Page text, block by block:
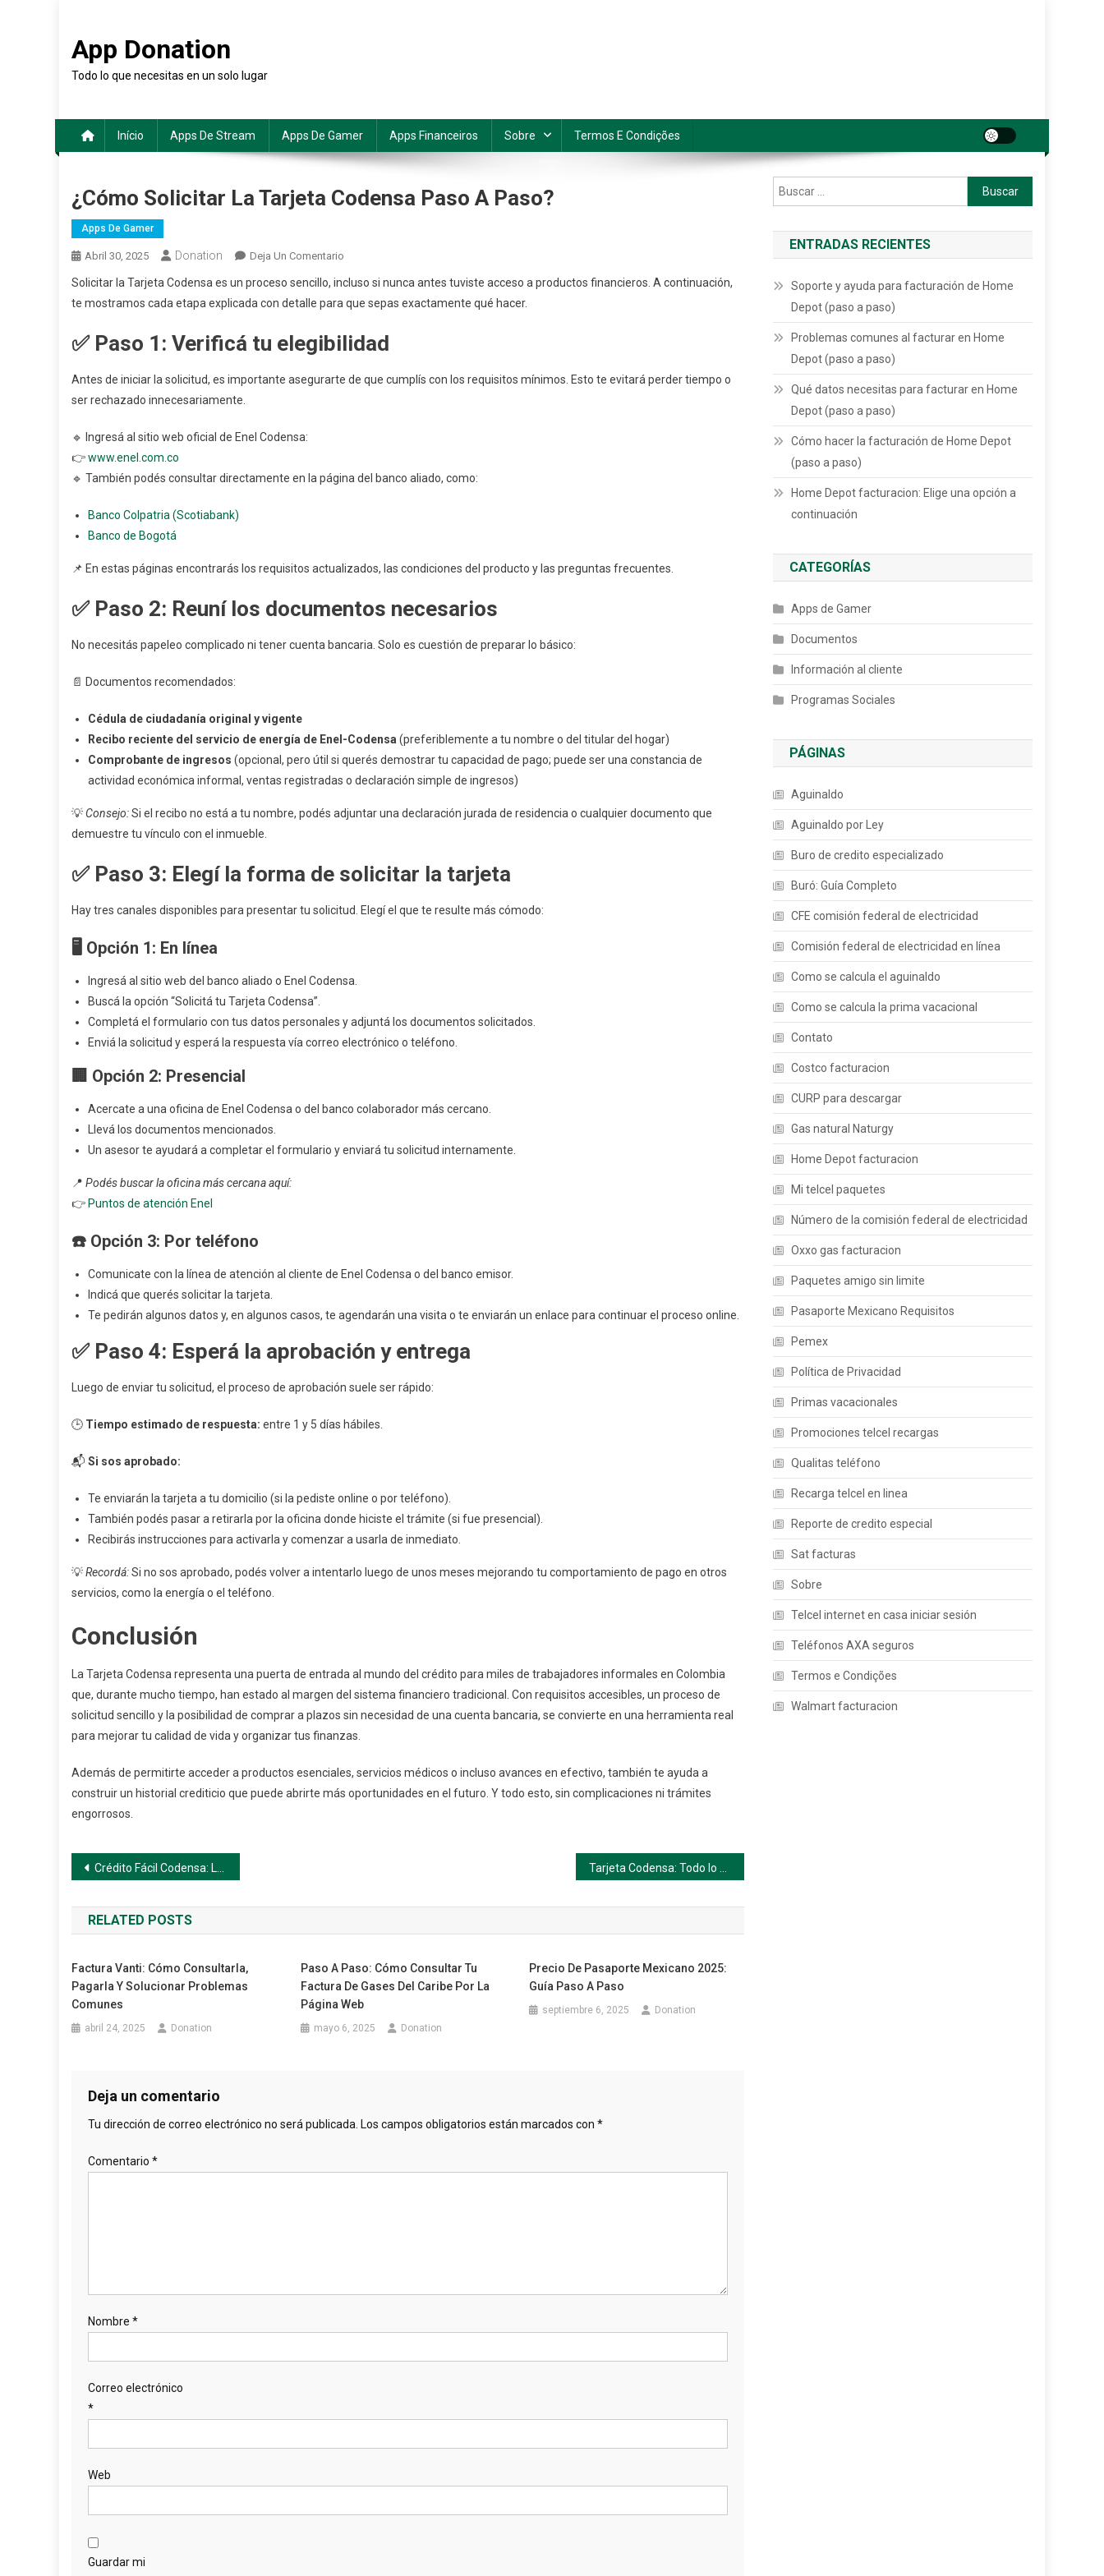
contenido
App Donation
Todo lo que necesitas en un solo lugar
Início Apps De Stream Apps De Gamer Apps Financeiros Sobre Termos E Condições
¿Cómo Solicitar La Tarjeta Codensa Paso A Paso?
Apps De Gamer
Abril 30, 2025 Donation Deja Un Comentario
La
Codensa
A
Solicitar la Tarjeta Codensa es un proceso sencillo, incluso si nunca antes tuviste acceso a productos financieros. A continuación,
te mostramos cada etapa explicada con detalle para que sepas exactamente qué hacer.
✅ Paso 1: Verificá tu elegibilidad
Antes de iniciar la solicitud, es importante asegurarte de que cumplís con los requisitos mínimos. Esto te evitará perder tiempo o
ser rechazado innecesariamente.
🔹 Ingresá al sitio web oficial de Enel Codensa:
👉www.enel.com.co
🔹 También podés consultar directamente en la página del banco aliado, como:
Banco Colpatria (Scotiabank)
Banco de Bogotá
📌 En estas páginas encontrarás los requisitos actualizados, las condiciones del producto y las preguntas frecuentes.
✅ Paso 2: Reuní los documentos necesarios
No necesitás papeleo complicado ni tener cuenta bancaria. Solo es cuestión de preparar lo básico:
📄 Documentos recomendados:
Cédula de ciudadanía original y vigente
Recibo reciente del servicio de energía de Enel-Codensa (preferiblemente a tu nombre o del titular del hogar)
Comprobante de ingresos (opcional, pero útil si querés demostrar tu capacidad de pago; puede ser una constancia de
actividad económica informal, ventas registradas o declaración simple de ingresos)
💡Consejo:Si el recibo no está a tu nombre, podés adjuntar una declaración jurada de residencia o cualquier documento que
demuestre tu vínculo con el inmueble.
✅ Paso 3: Elegí la forma de solicitar la tarjeta
Hay tres canales disponibles para presentar tu solicitud. Elegí el que te resulte más cómodo:
🖥️ Opción 1: En línea
Ingresá al sitio web del banco aliado o Enel Codensa.
Buscá la opción “Solicitá tu Tarjeta Codensa”.
Completá el formulario con tus datos personales y adjuntá los documentos solicitados.
Enviá la solicitud y esperá la respuesta vía correo electrónico o teléfono.
🏢 Opción 2: Presencial
Acercate a una oficina de Enel Codensa o del banco colaborador más cercano.
Llevá los documentos mencionados.
Un asesor te ayudará a completar el formulario y enviará tu solicitud internamente.
📍 Podés buscar la oficina más cercana aquí:
👉 Puntos de atención Enel
☎️ Opción 3: Por teléfono
Comunicate con la línea de atención al cliente de Enel Codensa o del banco emisor.
Indicá que querés solicitar la tarjeta.
Te pedirán algunos datos y, en algunos casos, te agendarán una visita o te enviarán un enlace para continuar el proceso online.
✅ Paso 4: Esperá la aprobación y entrega
Luego de enviar tu solicitud, el proceso de aprobación suele ser rápido:
🕒 Tiempo estimado de respuesta: entre 1 y 5 días hábiles.
📬 Si sos aprobado:
Te enviarán la tarjeta a tu domicilio (si la pediste online o por teléfono).
También podés pasar a retirarla por la oficina donde hiciste el trámite (si fue presencial).
Recibirás instrucciones para activarla y comenzar a usarla de inmediato.
💡Recordá:Si no sos aprobado, podés volver a intentarlo luego de unos meses mejorando tu comportamiento de pago en otros
servicios, como la energía o el teléfono.
Conclusión
La Tarjeta Codensa representa una puerta de entrada al mundo del crédito para miles de trabajadores informales en Colombia
que, durante mucho tiempo, han estado al margen del sistema financiero tradicional. Con requisitos accesibles, un proceso de
solicitud sencillo y la posibilidad de comprar a plazos sin necesidad de una cuenta bancaria, se convierte en una herramienta real
para mejorar tu calidad de vida y organizar tus finanzas.
Además de permitirte acceder a productos esenciales, servicios médicos o incluso avances en efectivo, también te ayuda a
construir un historial crediticio que puede abrirte más oportunidades en el futuro. Y todo esto, sin complicaciones ni trámites
engorrosos.
Navegación
de
entradas
Crédito Fácil Codensa: Lo que necesitas saber para usarlo con confianza
RELATED POSTS
Factura Vanti: Cómo Consultarla,
Pagarla Y Solucionar Problemas
Comunes
abril 24, 2025 Donation
Paso A Paso: Cómo Consultar Tu
Factura De Gases Del Caribe Por La
Página Web
mayo 6, 2025 Donation
Precio De Pasaporte Mexicano 2025:
Guía Paso A Paso
septiembre 6, 2025 Donation
Deja un comentario
Tu dirección de correo electrónico no será publicada. Los campos obligatorios están marcados con *
Comentario *
Nombre *
Correo electrónico
*
Web
Guardar mi
Buscar:
ENTRADAS RECIENTES
Soporte y ayuda para facturación de Home
Depot (paso a paso)
Problemas comunes al facturar en Home
Depot (paso a paso)
Qué datos necesitas para facturar en Home
Depot (paso a paso)
Cómo hacer la facturación de Home Depot
(paso a paso)
Home Depot facturacion: Elige una opción a
continuación
CATEGORÍAS
Apps de Gamer
Documentos
Información al cliente
Programas Sociales
PÁGINAS
Aguinaldo
Aguinaldo por Ley
Buro de credito especializado
Buró: Guía Completo
CFE comisión federal de electricidad
Comisión federal de electricidad en línea
Como se calcula el aguinaldo
Como se calcula la prima vacacional
Contato
Costco facturacion
CURP para descargar
Gas natural Naturgy
Home Depot facturacion
Mi telcel paquetes
Número de la comisión federal de electricidad
Oxxo gas facturacion
Paquetes amigo sin limite
Pasaporte Mexicano Requisitos
Pemex
Política de Privacidad
Primas vacacionales
Promociones telcel recargas
Qualitas teléfono
Recarga telcel en linea
Reporte de credito especial
Sat facturas
Sobre
Telcel internet en casa iniciar sesión
Teléfonos AXA seguros
Termos e Condições
Walmart facturacion